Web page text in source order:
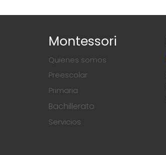
Montessori
Quienes somos
Preescolar
Primaria
Bachillerato
Servicios